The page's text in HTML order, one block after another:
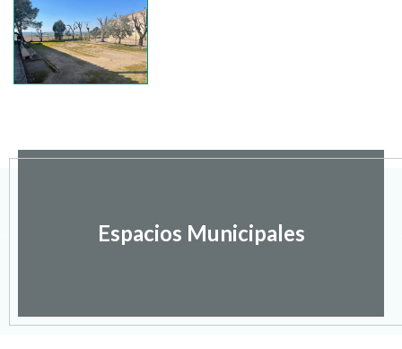
Espacios Municipales